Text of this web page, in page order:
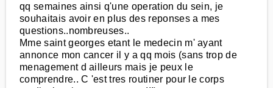
qq semaines ainsi q'une operation du sein, je
souhaitais avoir en plus des reponses a mes
questions..nombreuses..
Mme saint georges etant le medecin m' ayant
annonce mon cancer il y a qq mois (sans trop de
menagement d ailleurs mais je peux le
comprendre.. C 'est tres routiner pour le corps